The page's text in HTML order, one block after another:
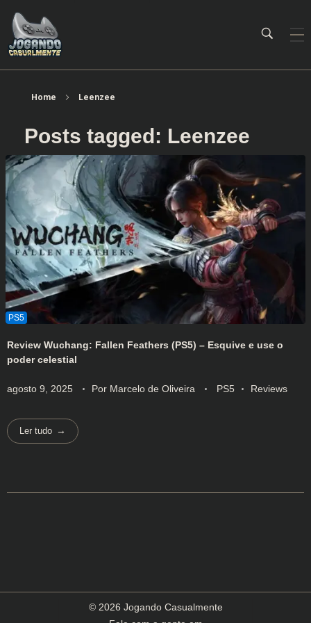
Home Leenzee
Posts tagged: Leenzee
Review Wuchang: Fallen Feathers (PS5) – Esquive e use o
poder celestial
agosto 9, 2025 Por Marcelo de Oliveira PS5 Reviews
Ler tudo
© 2026 Jogando Casualmente